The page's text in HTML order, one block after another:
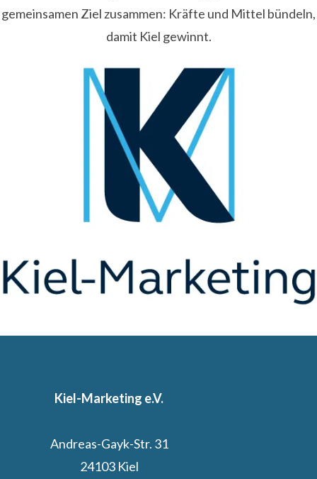
gemeinsamen Ziel zusammen: Kräfte und Mittel bündeln,
damit Kiel gewinnt.
Kiel-Marketing e.V.
Andreas-Gayk-Str. 31
24103 Kiel